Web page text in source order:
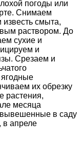
погоды или
Снимаем
смыта,
раствором. До
сухие и
и
Срезаем и
их обрезку
растения,
месяца
в саду
в апреле